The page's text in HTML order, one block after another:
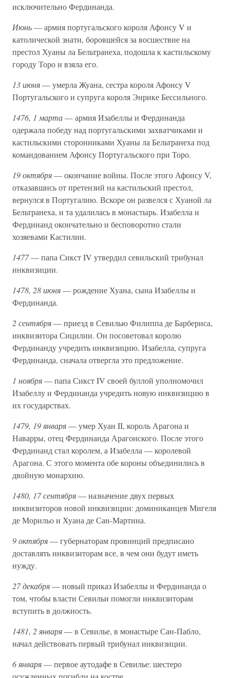
исключительно Фердинанда.
Июнь— армия португальского короля Афонсу V и
католической знати, боровшейся за восшествие на
престол Хуаны ла Бельтранеха, подошла к кастильскому
городу Торо и взяла его.
13 июня— умерла Жуана, сестра короля Афонсу V
Португальского и супруга короля Энрике Бессильного.
1476, 1 марта— армия Изабеллы и Фердинанда
одержала победу над португальскими захватчиками и
кастильскими сторонниками Хуаны ла Бельтранеха под
командованием Афонсу Португальского при Торо.
19 октября— окончание войны. После этого Афонсу V,
отказавшись от претензий на кастильский престол,
вернулся в Португалию. Вскоре он развелся с Хуаной ла
Бельтранеха, и та удалилась в монастырь. Изабелла и
Фердинанд окончательно и бесповоротно стали
хозяевами Кастилии.
1477— папа Сикст IV утвердил севильский трибунал
инквизиции.
1478, 28 июня— рождение Хуана, сына Изабеллы и
Фердинанда.
2 сентября— приезд в Севилью Филиппа де Барбериса,
инквизитора Сицилии. Он посоветовал королю
Фердинанду учредить инквизицию. Изабелла, супруга
Фердинанда, сначала отвергла это предложение.
1 ноября— папа Сикст IV своей буллой уполномочил
Изабеллу и Фердинанда учредить новую инквизицию в
их государствах.
1479, 19 января— умер Хуан II, король Арагона и
Наварры, отец Фердинанда Арагонского. После этого
Фердинанд стал королем, а Изабелла — королевой
Арагона. С этого момента обе короны объединились в
двойную монархию.
1480, 17 сентября— назначение двух первых
инквизиторов новой инквизиции: доминиканцев Мигеля
де Морильо и Хуана де Сан-Мартина.
9 октября— губернаторам провинций предписано
доставлять инквизиторам все, в чем они будут иметь
нужду.
27 декабря— новый приказ Изабеллы и Фердинанда о
том, чтобы власти Севильи помогли инквизиторам
вступить в должность.
1481, 2 января— в Севилье, в монастыре Сан-Пабло,
начал действовать первый трибунал инквизиции.
6 января— первое аутодафе в Севилье: шестеро